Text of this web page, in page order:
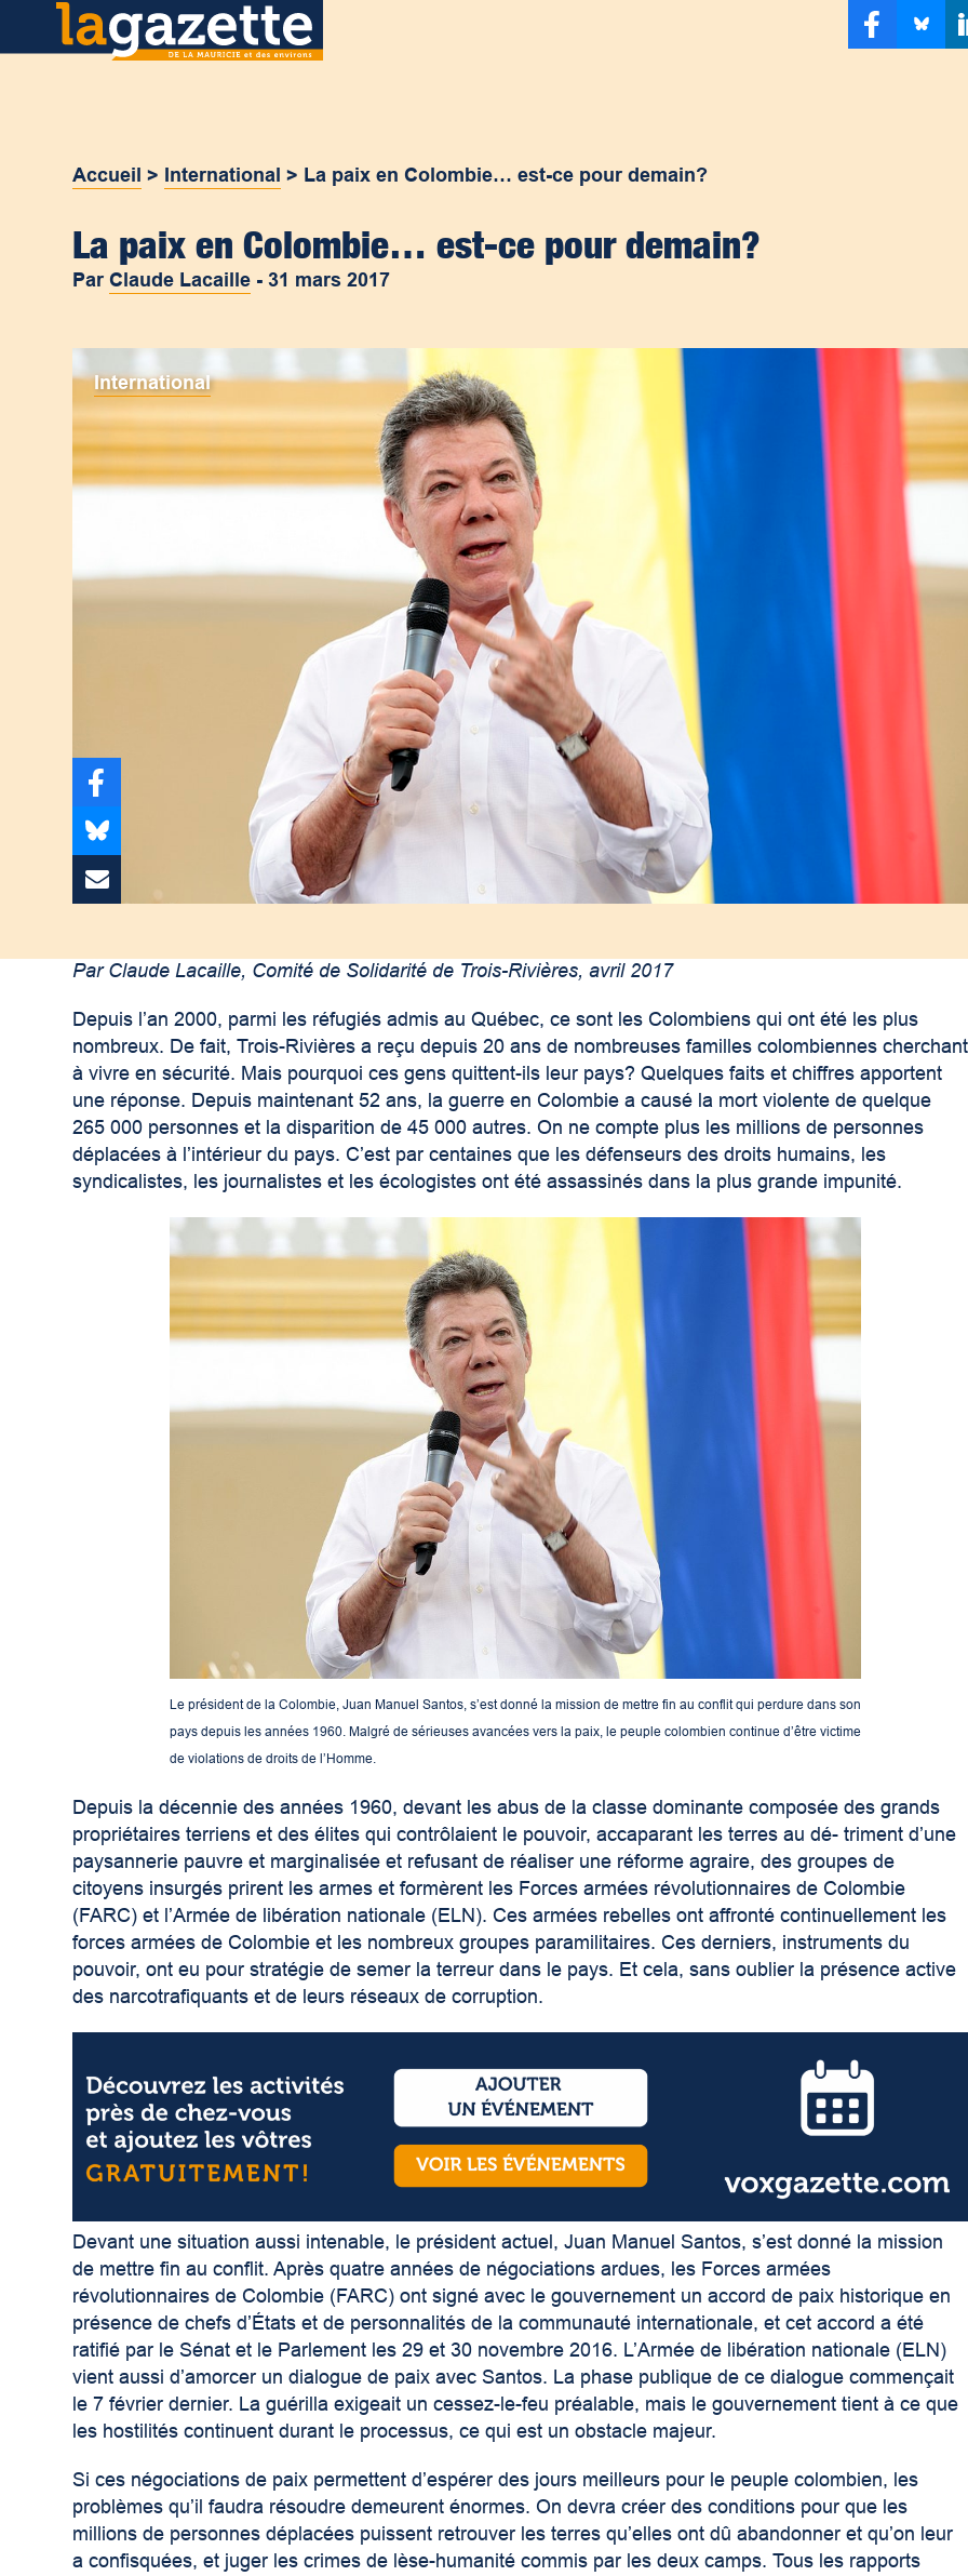
Accueil > International > La paix en Colombie… est-ce pour demain?
La paix en Colombie… est-ce pour demain?
ParClaude Lacaille -31 mars 2017
International
Par Claude Lacaille, Comité de Solidarité de Trois-Rivières, avril 2017
Depuis l’an 2000, parmi les réfugiés admis au Québec, ce sont les Colombiens qui ont été les plus
nombreux. De fait, Trois-Rivières a reçu depuis 20 ans de nombreuses familles colombiennes cherchant
à vivre en sécurité. Mais pourquoi ces gens quittent-ils leur pays? Quelques faits et chiffres apportent
une réponse. Depuis maintenant 52 ans, la guerre en Colombie a causé la mort violente de quelque
265 000 personnes et la disparition de 45 000 autres. On ne compte plus les millions de personnes
déplacées à l’intérieur du pays. C’est par centaines que les défenseurs des droits humains, les
syndicalistes, les journalistes et les écologistes ont été assassinés dans la plus grande impunité.
Le président de la Colombie, Juan Manuel Santos, s’est donné la mission de mettre fin au conflit qui perdure dans son
pays depuis les années 1960. Malgré de sérieuses avancées vers la paix, le peuple colombien continue d’être victime
de violations de droits de l’Homme.
Depuis la décennie des années 1960, devant les abus de la classe dominante composée des grands
propriétaires terriens et des élites qui contrôlaient le pouvoir, accaparant les terres au dé- triment d’une
paysannerie pauvre et marginalisée et refusant de réaliser une réforme agraire, des groupes de
citoyens insurgés prirent les armes et formèrent les Forces armées révolutionnaires de Colombie
(FARC) et l’Armée de libération nationale (ELN). Ces armées rebelles ont affronté continuellement les
forces armées de Colombie et les nombreux groupes paramilitaires. Ces derniers, instruments du
pouvoir, ont eu pour stratégie de semer la terreur dans le pays. Et cela, sans oublier la présence active
des narcotrafiquants et de leurs réseaux de corruption.
Devant une situation aussi intenable, le président actuel, Juan Manuel Santos, s’est donné la mission
de mettre fin au conflit. Après quatre années de négociations ardues, les Forces armées
révolutionnaires de Colombie (FARC) ont signé avec le gouvernement un accord de paix historique en
présence de chefs d’États et de personnalités de la communauté internationale, et cet accord a été
ratifié par le Sénat et le Parlement les 29 et 30 novembre 2016. L’Armée de libération nationale (ELN)
vient aussi d’amorcer un dialogue de paix avec Santos. La phase publique de ce dialogue commençait
le 7 février dernier. La guérilla exigeait un cessez-le-feu préalable, mais le gouvernement tient à ce que
les hostilités continuent durant le processus, ce qui est un obstacle majeur.
Si ces négociations de paix permettent d’espérer des jours meilleurs pour le peuple colombien, les
problèmes qu’il faudra résoudre demeurent énormes. On devra créer des conditions pour que les
millions de personnes déplacées puissent retrouver les terres qu’elles ont dû abandonner et qu’on leur
a confisquées, et juger les crimes de lèse-humanité commis par les deux camps. Tous les rapports